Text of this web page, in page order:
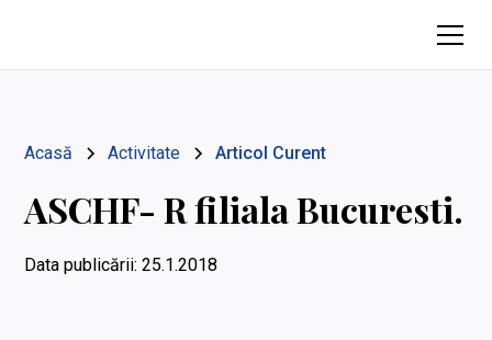
Acasă Activitate Articol Curent
ASCHF- R filiala Bucuresti.
Data publicării: 25.1.2018